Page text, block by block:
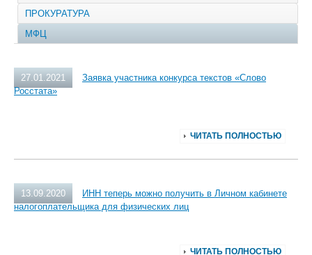
ПРОКУРАТУРА
МФЦ
27.01.2021
Заявка участника конкурса текстов «Слово
Росстата»
ЧИТАТЬ ПОЛНОСТЬЮ
13.09.2020
ИНН теперь можно получить в Личном кабинете
налогоплательщика для физических лиц
ЧИТАТЬ ПОЛНОСТЬЮ